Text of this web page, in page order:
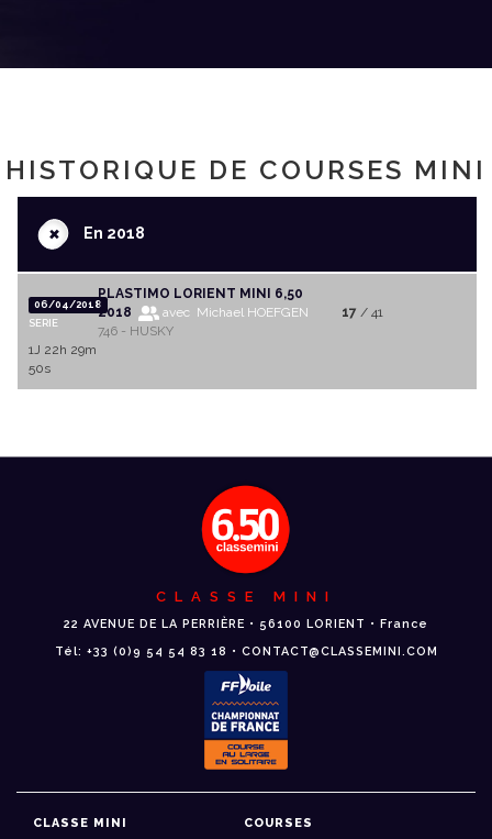
HISTORIQUE DE COURSES MINI
+En 2018
06/04/2018
SERIE
PLASTIMO LORIENT MINI 6,50
2018
avec Michael HOEFGEN
746 - HUSKY
17 / 41
1J 22h 29m
50s
CLASSE MINI
22 AVENUE DE LA PERRIÈRE • 56100 LORIENT • France
Tél: +33 (0)9 54 54 83 18 • CONTACT@CLASSEMINI.COM
CLASSE MINI COURSES